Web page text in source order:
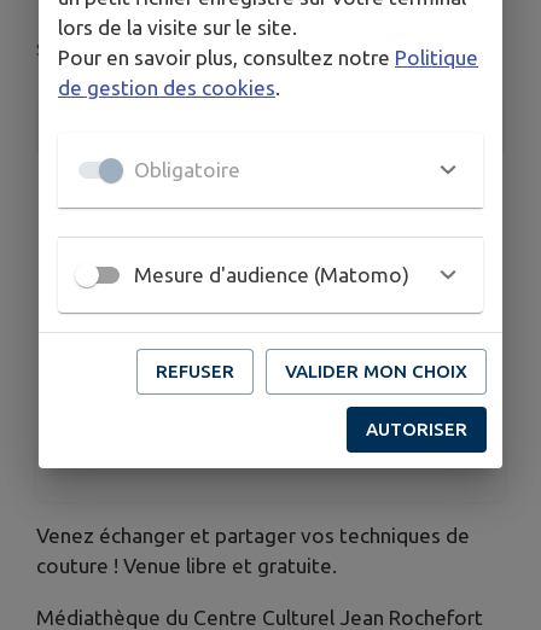
Saint-Lunaire
LIEU
Boulevard du Cap Hornier, Saint-Lunaire
Le ven. 7 nov.
HORAIRES
Entre 15h et 18h
Venez échanger et partager vos techniques de
couture ! Venue libre et gratuite.
Médiathèque du Centre Culturel Jean Rochefort
lors de la visite sur le site.
Pour en savoir plus, consultez notre Politique
de gestion des cookies
Obligatoire
Mesure d'audience (Matomo)
REFUSER VALIDER MON CHOIX
AUTORISER